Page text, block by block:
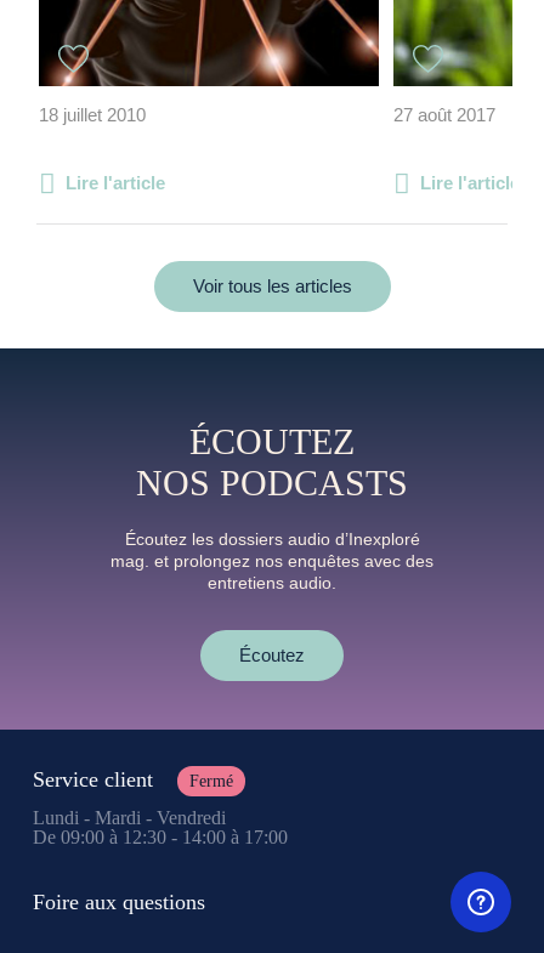
18 juillet 2010
Lire l'article
27 août 2017
Lire l'article
Voir tous les articles
ÉCOUTEZ
NOS PODCASTS
Écoutez les dossiers audio d’Inexploré
mag. et prolongez nos enquêtes avec des
entretiens audio.
Écoutez
Service client Fermé
Lundi - Mardi - Vendredi
De 09:00 à 12:30 - 14:00 à 17:00
Foire aux questions